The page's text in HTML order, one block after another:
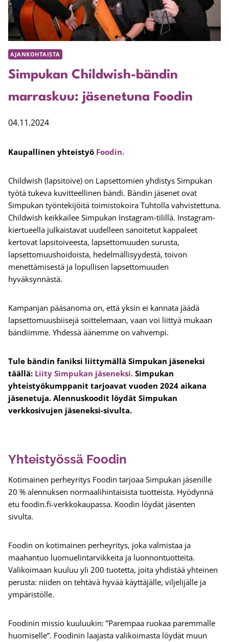
AJANKOHTAISTA
Simpukan Childwish-bändin
marraskuu: jäsenetuna Foodin
04.11.2024
Kaupallinen yhteistyö Foodin.
Childwish (lapsitoive) on Lapsettomien yhdistys Simpukan
työtä tukeva kuvitteellinen bändi. Bändin jäsenet ovat
Simpukan työntekijöitä toimistokoira Tuhtolla vahvistettuna.
Childwish keikkailee Simpukan Instagram-tilillä. Instagram-
kiertueella julkaistavat uudelleen sanoitetut kappaleet
kertovat lapsitoiveesta, lapsettomuuden surusta,
lapsettomuushoidoista, hedelmällisyydestä, toivon
menettämisestä ja lopullisen lapsettomuuden
hyväksynnästä.
Kampanjan pääsanoma on, että yksin ei kannata jäädä
lapsettomuusbiisejä soittelemaan, vaan voi liittyä mukaan
bändiimme. Yhdessä äänemme on vahvempi.
Tule bändin faniksi liittymällä Simpukan jäseneksi
täällä: Liity Simpukan jäseneksi. Simpukan
yhteistyökumppanit tarjoavat vuoden 2024 aikana
jäsenetuja. Alennuskoodit löydät Simpukan
verkkosivujen jäseneksi-sivulta.
Yhteistyössä Foodin
Kotimainen perheyritys Foodin tarjoaa Simpukan jäsenille
20 % alennuksen normaalihintaisista tuotteista. Hyödynnä
etu foodin.fi-verkkokaupassa. Koodin löydät jäsenten
sivulta.
Foodin on kotimainen perheyritys, joka valmistaa ja
maahantuo luomuelintarvikkeita ja luonnontuotteita.
Valikoimaan kuuluu yli 200 tuotetta, joita yhdistää yhteinen
perusta: niiden on tehtävä hyvää käyttäjälle, viljelijälle ja
ympäristölle.
Foodinin missio kuuluukin: ”Parempaa ruokaa paremmalle
huomiselle”. Foodinin laajasta valikoimasta löydät muun